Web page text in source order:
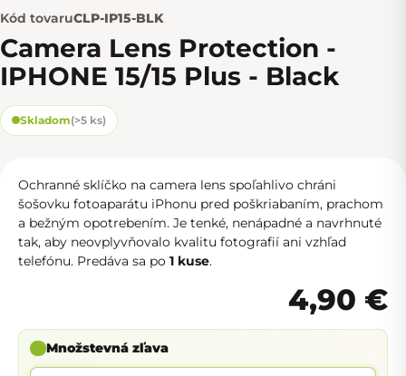
Kód tovaruCLP-IP15-BLK
Camera Lens Protection -
IPHONE 15/15 Plus - Black
Skladom(>5 ks)
Ochranné sklíčko na camera lens spoľahlivo chráni
šošovku fotoaparátu iPhonu pred poškriabaním, prachom
a bežným opotrebením. Je tenké, nenápadné a navrhnuté
tak, aby neovplyvňovalo kvalitu fotografií ani vzhľad
telefónu. Predáva sa po 1 kuse.
4,90 €
Množstevná zľava